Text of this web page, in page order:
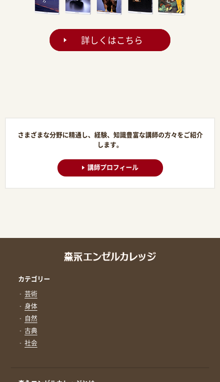
詳しくはこちら
さまざまな分野に精通し、経験、知識豊富な講師の方々をご紹介
します。
講師プロフィール
カテゴリー
芸術
身体
自然
古典
社会